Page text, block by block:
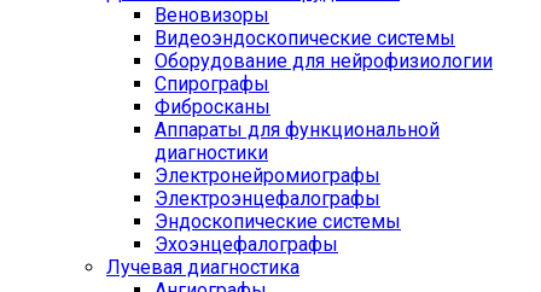
Веновизоры
Видеоэндоскопические системы
Оборудование для нейрофизиологии
Спирографы
Фибросканы
Аппараты для функциональной
диагностики
Электронейромиографы
Электроэнцефалографы
Эндоскопические системы
Эхоэнцефалографы
Лучевая диагностика